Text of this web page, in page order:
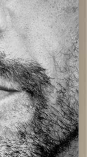
כל מה שחי, אמיתי
עם שמוליק רגב.
קרדיט תמונות: